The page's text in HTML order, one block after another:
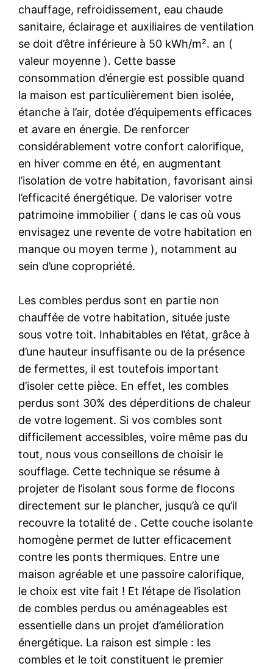
chauffage, refroidissement, eau chaude
sanitaire, éclairage et auxiliaires de ventilation
se doit d’être inférieure à 50 kWh/m². an (
valeur moyenne ). Cette basse
consommation d’énergie est possible quand
la maison est particulièrement bien isolée,
étanche à l’air, dotée d’équipements efficaces
et avare en énergie. De renforcer
considérablement votre confort calorifique,
en hiver comme en été, en augmentant
l’isolation de votre habitation, favorisant ainsi
l’efficacité énergétique. De valoriser votre
patrimoine immobilier ( dans le cas où vous
envisagez une revente de votre habitation en
manque ou moyen terme ), notamment au
sein d’une copropriété.
Les combles perdus sont en partie non
chauffée de votre habitation, située juste
sous votre toit. Inhabitables en l’état, grâce à
d’une hauteur insuffisante ou de la présence
de fermettes, il est toutefois important
d’isoler cette pièce. En effet, les combles
perdus sont 30% des déperditions de chaleur
de votre logement. Si vos combles sont
difficilement accessibles, voire même pas du
tout, nous vous conseillons de choisir le
soufflage. Cette technique se résume à
projeter de l’isolant sous forme de flocons
directement sur le plancher, jusqu’à ce qu’il
recouvre la totalité de . Cette couche isolante
homogène permet de lutter efficacement
contre les ponts thermiques. Entre une
maison agréable et une passoire calorifique,
le choix est vite fait ! Et l’étape de l’isolation
de combles perdus ou aménageables est
essentielle dans un projet d’amélioration
énergétique. La raison est simple : les
combles et le toit constituent le premier